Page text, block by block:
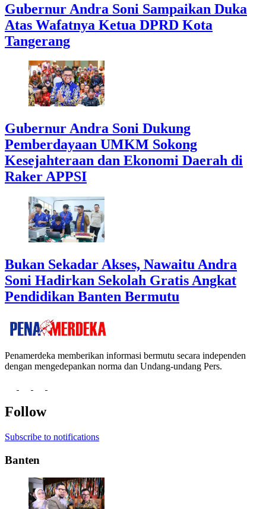
Gubernur Andra Soni Sampaikan Duka
Atas Wafatnya Ketua DPRD Kota
Tangerang
Gubernur Andra Soni Dukung
Pemberdayaan UMKM Sokong
Kesejahteraan dan Ekonomi Daerah di
Raker APPSI
Bukan Sekadar Akses, Nawaitu Andra
Soni Hadirkan Sekolah Gratis Angkat
Pendidikan Banten Bermutu
Penamerdeka memberikan informasi bermutu secara independen
dengan mengedepankan norma dan Undang-undang Pers.
Follow
Subscribe to notifications
Banten